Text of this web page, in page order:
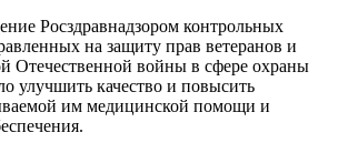
Росздравнадзором контрольных
на защиту прав ветеранов и
Отечественной войны в сфере охраны
улучшить качество и повысить
им медицинской помощи и